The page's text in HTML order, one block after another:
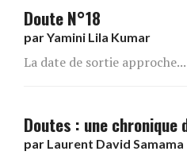
Doute N°18
parYamini Lila Kumar
La date de sortie approche...
Doutes : une
par Laurent David Samama